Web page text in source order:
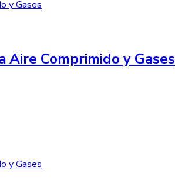
Aire Comprimido y Gases